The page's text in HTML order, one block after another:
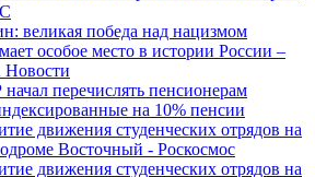
великая победа над нацизмом
особое место в истории России –
перечислять пенсионерам
на 10% пенсии
движения студенческих отрядов на
Восточный - Роскосмос
движения студенческих отрядов на